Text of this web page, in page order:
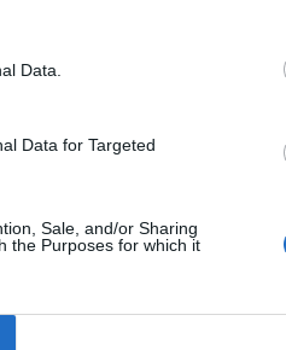
Data.
Data for Targeted
Sale, and/or Sharing
the Purposes for which it
ο
Κώδικα
που το